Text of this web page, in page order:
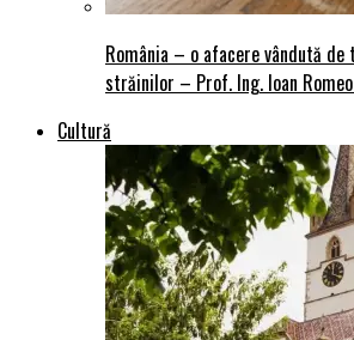
România – o afacere vândută
străinilor – Prof. Ing. Ioan
Cultură